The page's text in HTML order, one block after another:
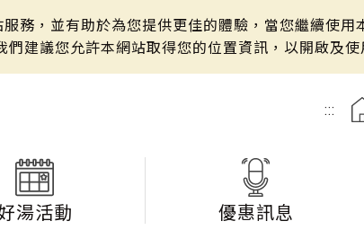
務，並有助於為您提供更佳的體驗，當您繼續使用
建議您允許本網站取得您的位置資訊，以開啟及使
:::
湯活動 優惠訊息